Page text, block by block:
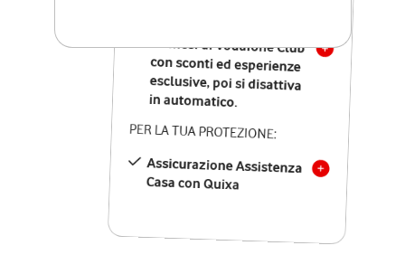
12 mesi di Vodafone Club
con sconti ed esperienze
esclusive, poi si disattiva
in automatico.
PER LA TUA PROTEZIONE:
Assicurazione Assistenza
Casa con Quixa